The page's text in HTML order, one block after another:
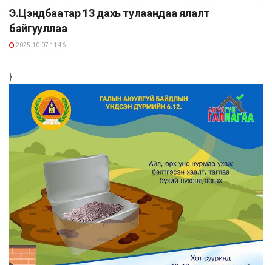
Э.Цэндбаатар 13 дахь тулаандаа ялалт
байгууллаа
2025-10-07 11:46
}